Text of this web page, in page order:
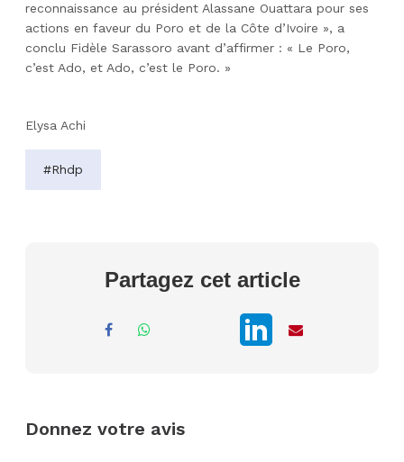
reconnaissance au président Alassane Ouattara pour ses
actions en faveur du Poro et de la Côte d’Ivoire », a
conclu Fidèle Sarassoro avant d’affirmer : « Le Poro,
c’est Ado, et Ado, c’est le Poro. »
Elysa Achi
#Rhdp
Partagez cet article
Donnez votre avis